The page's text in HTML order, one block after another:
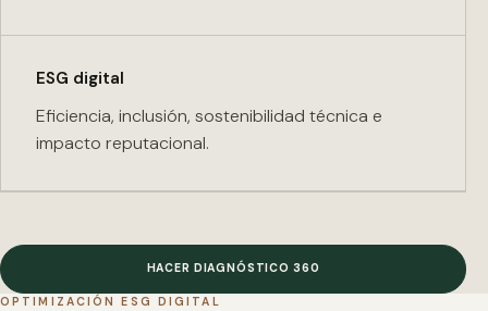
ESG digital
Eficiencia, inclusión, sostenibilidad técnica e
impacto reputacional.
HACER DIAGNÓSTICO 360
OPTIMIZACIÓN ESG DIGITAL